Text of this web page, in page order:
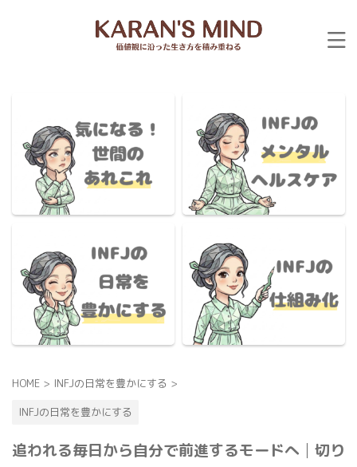
HOME > INFJの日常を豊かにする >
INFJの日常を豊かにする
追われる毎日から自分で前進するモードへ│切り